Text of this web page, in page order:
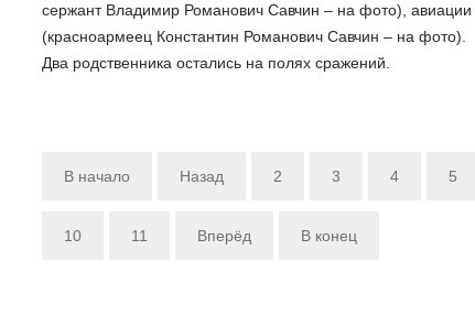
сержант Владимир Романович Савчин – на фото), авиации
(красноармеец Константин Романович Савчин – на фото).
Два родственника остались на полях сражений.
В начало Назад 2 3 4 5
10 11 Вперёд В конец